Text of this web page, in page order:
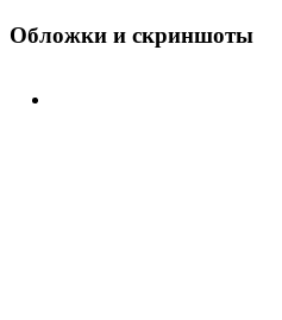
Обложки и скриншоты